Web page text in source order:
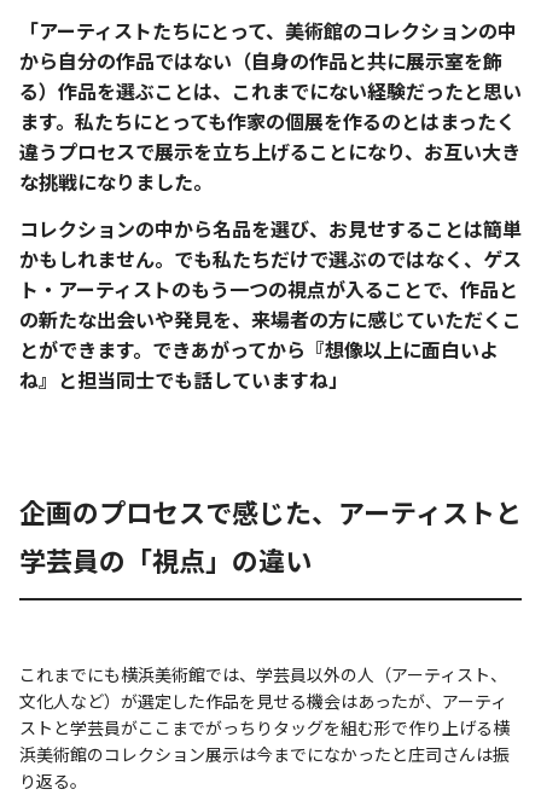
「アーティストたちにとって、美術館のコレクションの中
から自分の作品ではない（自身の作品と共に展示室を飾
る）作品を選ぶことは、これまでにない経験だったと思い
ます。私たちにとっても作家の個展を作るのとはまったく
違うプロセスで展示を立ち上げることになり、お互い大き
な挑戦になりました。
コレクションの中から名品を選び、お見せすることは簡単
かもしれません。でも私たちだけで選ぶのではなく、ゲス
ト・アーティストのもう一つの視点が入ることで、作品と
の新たな出会いや発見を、来場者の方に感じていただくこ
とができます。できあがってから『想像以上に面白いよ
ね』と担当同士でも話していますね」
企画のプロセスで感じた、アーティストと
学芸員の「視点」の違い
これまでにも横浜美術館では、学芸員以外の人（アーティスト、
文化人など）が選定した作品を見せる機会はあったが、アーティ
ストと学芸員がここまでがっちりタッグを組む形で作り上げる横
浜美術館のコレクション展示は今までになかったと庄司さんは振
り返る。